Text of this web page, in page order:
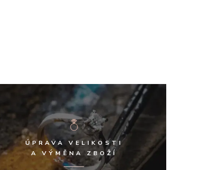
ÚPRAVA VELIKOSTI
A VÝMĚNA ZBOŽÍ